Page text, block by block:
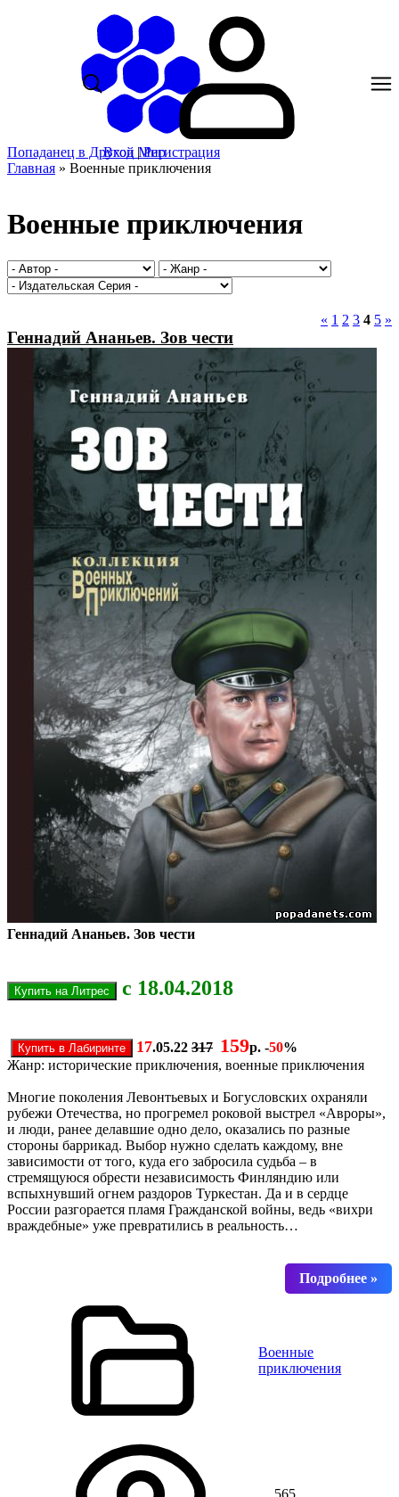
Попаданец в Другой Мир
Вход |Регистрация
Главная » Военные приключения
Военные приключения
« 1 2 3 4 5 »
Геннадий Ананьев. Зов чести
Геннадий Ананьев. Зов чести
с 18.04.2018
17.05.22 317 159р. -50%
Жанр: исторические приключения, военные приключения
Многие поколения Левонтьевых и Богусловских охраняли
рубежи Отечества, но прогремел роковой выстрел «Авроры»,
и люди, ранее делавшие одно дело, оказались по разные
стороны баррикад. Выбор нужно сделать каждому, вне
зависимости от того, куда его забросила судьба – в
стремящуюся обрести независимость Финляндию или
вспыхнувший огнем раздоров Туркестан. Да и в сердце
России разгорается пламя Гражданской войны, ведь «вихри
враждебные» уже превратились в реальность…
Военные
приключения
565